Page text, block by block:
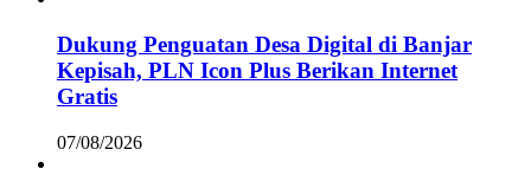
Dukung Penguatan Desa Digital di Banjar
Kepisah, PLN Icon Plus Berikan Internet
Gratis
07/08/2026